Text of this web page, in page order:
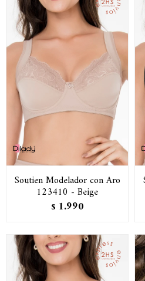
Soutien Modelador con Aro
123410 - Beige
$ 1.990